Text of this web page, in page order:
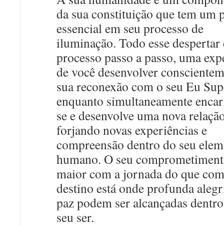
da sua constituição que tem um
essencial em seu processo de
iluminação. Todo esse despertar
processo passo a passo, uma
de você desenvolver
sua reconexão com o seu Eu
enquanto simultaneamente
se e desenvolve uma nova
forjando novas experiências e
compreensão dentro do seu
humano. O seu
maior com a jornada do que
destino está onde profunda
paz podem ser alcançadas
seu ser.